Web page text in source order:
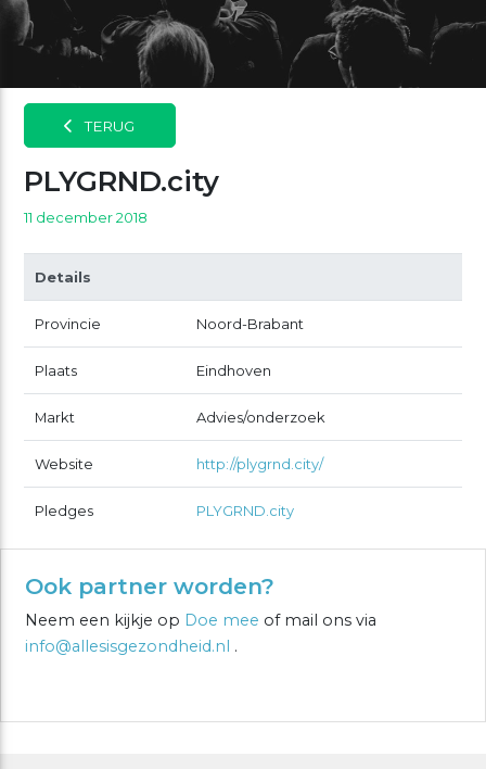
TERUG
PLYGRND.city
11 december 2018
Details
Provincie Noord-Brabant
Plaats Eindhoven
Markt Advies/onderzoek
Website http://plygrnd.city/
Pledges PLYGRND.city
Ook partner worden?
Neem een kijkje op Doe mee of mail ons via
info@allesisgezondheid.nl .